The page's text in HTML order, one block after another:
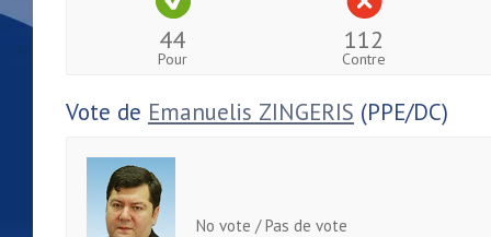
44
Pour
112
Contre
Vote de Emanuelis ZINGERIS (PPE/DC)
No vote / Pas de vote